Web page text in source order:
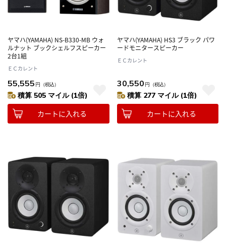
ヤマハ(YAMAHA) NS-B330-MB ウォ
ルナット ブックシェルフスピーカー
2台1組
ＥＣカレント
55,555 円 （税込）
積算 505 マイル (1倍)
カートに入れる
ヤマハ(YAMAHA) HS3 ブラック パワ
ードモニタースピーカー
ＥＣカレント
30,550 円 （税込）
積算 277 マイル (1倍)
カートに入れる